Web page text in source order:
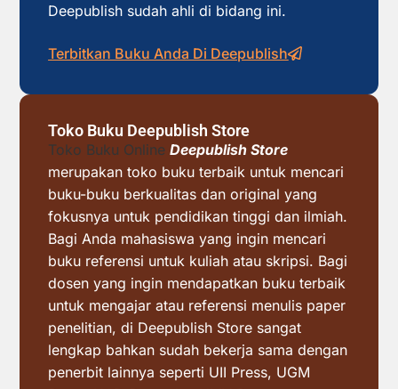
Deepublish sudah ahli di bidang ini.
Terbitkan Buku Anda Di Deepublish
Toko Buku Deepublish Store
Toko Buku Online Deepublish Store
merupakan toko buku terbaik untuk mencari
buku-buku berkualitas dan original yang
fokusnya untuk pendidikan tinggi dan ilmiah.
Bagi Anda mahasiswa yang ingin mencari
buku referensi untuk kuliah atau skripsi. Bagi
dosen yang ingin mendapatkan buku terbaik
untuk mengajar atau referensi menulis paper
penelitian, di Deepublish Store sangat
lengkap bahkan sudah bekerja sama dengan
penerbit lainnya seperti UII Press, UGM